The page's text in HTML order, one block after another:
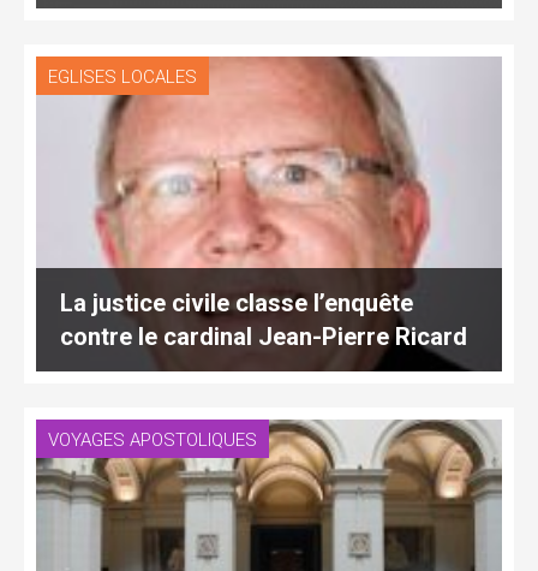
EGLISES LOCALES
La justice civile classe l’enquête
contre le cardinal Jean-Pierre Ricard
VOYAGES APOSTOLIQUES